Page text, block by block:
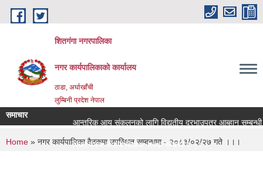
Skip to main content
शितगंगा नगरपालिका
नगर कार्यपालिकाकाे कार्यालय
ठाडा, अर्घाखाँची
लुम्बिनी प्रदेश नेपाल
समाचार
आन्तरिक आय संकलनको लागि विद्युतीय दरभाउपत्र आब्हान सम्बन्धी
रिक्त पदमा स्थायी शिक्षक सरुवा सम्बन्धमा ।।।
You are here
Home » नगर कार्यपालिका वैठकमा उपस्थित सम्बन्धमा - २०८३/०२/२७ गते ।।।